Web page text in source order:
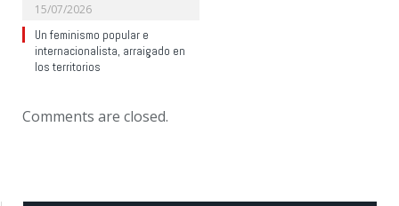
15/07/2026
Un feminismo popular e
internacionalista, arraigado en
los territorios
Comments are closed.